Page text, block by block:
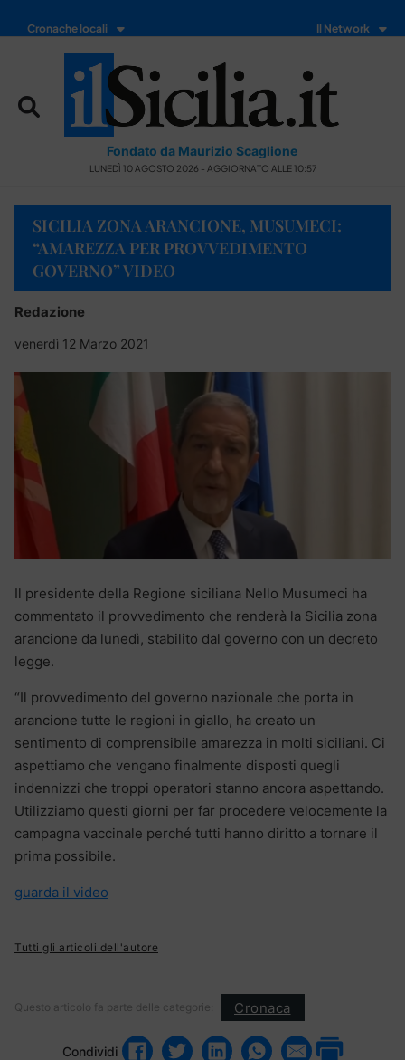
Cronache locali Il Network
Fondato da Maurizio Scaglione
LUNEDÌ 10 AGOSTO 2026 - AGGIORNATO ALLE 10:57
SICILIA ZONA ARANCIONE, MUSUMECI:
“AMAREZZA PER PROVVEDIMENTO
GOVERNO” VIDEO
Redazione
venerdì 12 Marzo 2021
Il presidente della Regione siciliana Nello Musumeci ha
commentato il provvedimento che renderà la Sicilia zona
arancione da lunedì, stabilito dal governo con un decreto
legge.
“Il provvedimento del governo nazionale che porta in
arancione tutte le regioni in giallo, ha creato un
sentimento di comprensibile amarezza in molti siciliani. Ci
aspettiamo che vengano finalmente disposti quegli
indennizzi che troppi operatori stanno ancora aspettando.
Utilizziamo questi giorni per far procedere velocemente la
campagna vaccinale perché tutti hanno diritto a tornare il
prima possibile.
guarda il video
Tutti gli articoli dell'autore
Questo articolo fa parte delle categorie: Cronaca
Condividi